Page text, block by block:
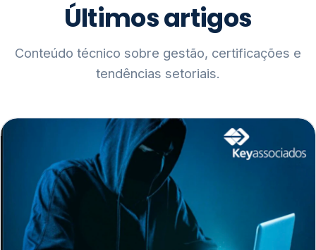
Últimos artigos
Conteúdo técnico sobre gestão, certificações e
tendências setoriais.